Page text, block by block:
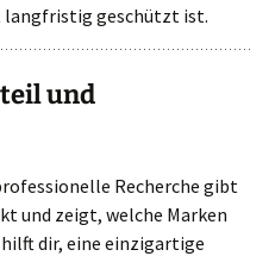
langfristig geschützt ist.
und
Recherche gibt
und zeigt, welche Marken
dir, eine einzigartige